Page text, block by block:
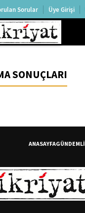
Sorular Üye Girişi
SONUÇLARI
ANASAYFAGÜNDEM